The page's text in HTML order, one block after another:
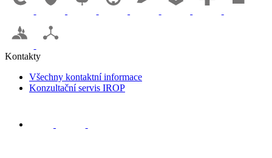
Kontakty
Všechny kontaktní informace
Konzultační servis IROP